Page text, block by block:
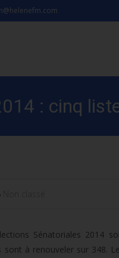
: cinq
Sénatoriales 2014
à renouveler sur 348.